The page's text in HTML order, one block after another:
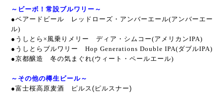
～ビーボ！常設ブルワリー～
●ベアードビール レッドローズ・アンバーエール(アンバーエー
ル)
●うしとら×風乗りメリー ディア・シムコー(アメリカンIPA)
●うしとらブルワリー Hop Generations Double IPA(ダブルIPA)
●京都醸造 冬の気まぐれ(ウィート・ペールエール)
～その他の樽生ビール～
●富士桜高原麦酒 ピルス(ピルスナー)